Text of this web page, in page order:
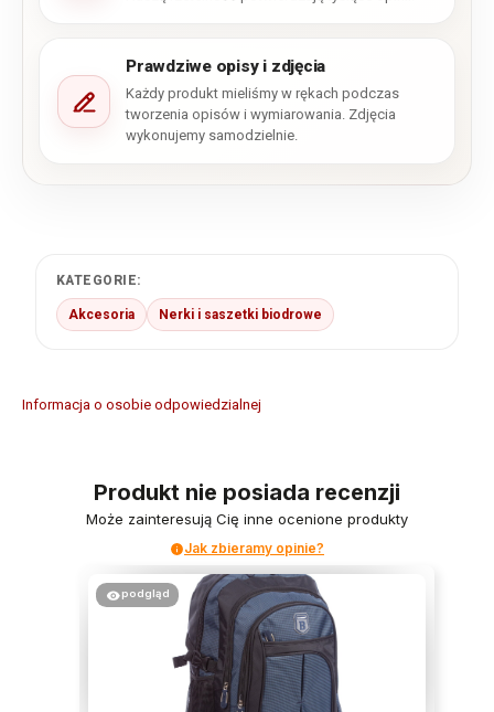
Prawdziwe opisy i zdjęcia
Każdy produkt mieliśmy w rękach podczas
tworzenia opisów i wymiarowania. Zdjęcia
wykonujemy samodzielnie.
KATEGORIE:
Akcesoria Nerki i saszetki biodrowe
Informacja o osobie odpowiedzialnej
Produkt nie posiada recenzji
Może zainteresują Cię inne ocenione produkty
Jak zbieramy opinie?
podgląd